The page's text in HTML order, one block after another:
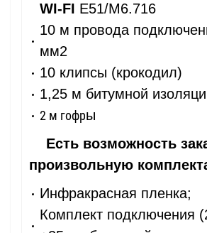
WI-FI E51/М6.716
10 м провода
мм2
10 клипсы (крокодил)
1,25 м битумной
2 м гофры
Есть возможность
произвольную
Инфракрасная пленка;
Комплект подключения